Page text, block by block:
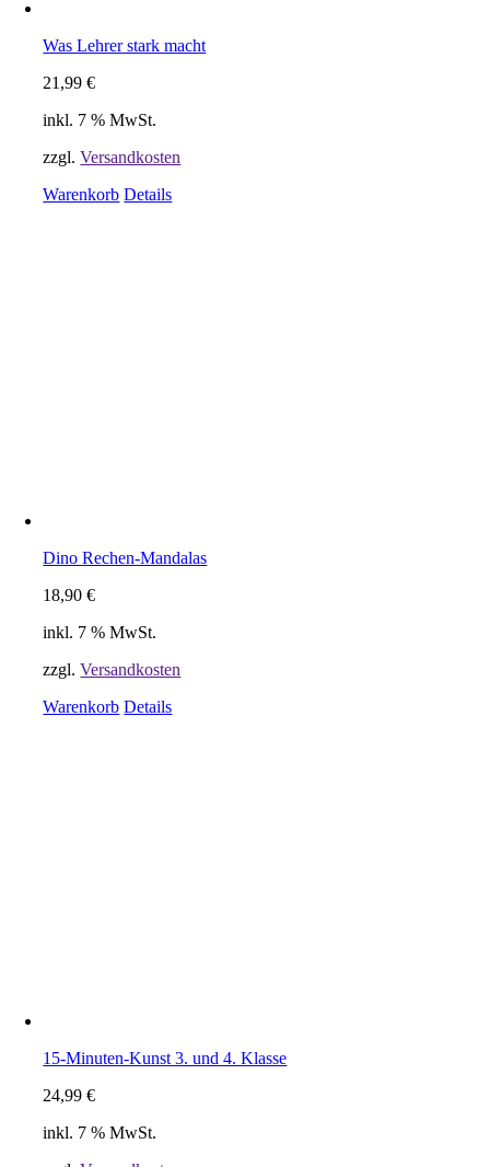
Was Lehrer stark macht
21,99€
inkl. 7 % MwSt.
zzgl.Versandkosten
Warenkorb Details
Dino Rechen-Mandalas
18,90€
inkl. 7 % MwSt.
zzgl.Versandkosten
Warenkorb Details
15-Minuten-Kunst 3. und 4. Klasse
24,99€
inkl. 7 % MwSt.